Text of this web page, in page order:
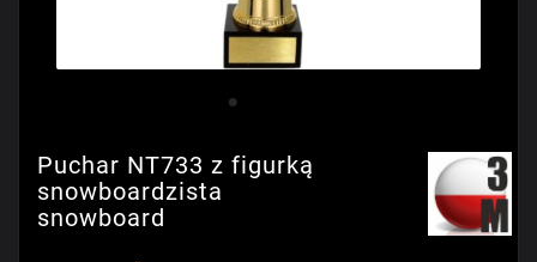
Puchar NT733 z figurką
snowboardzista
snowboard